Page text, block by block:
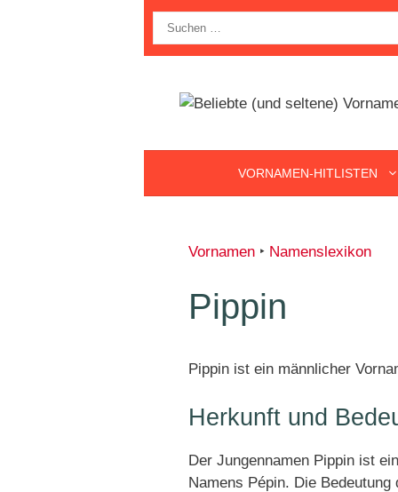
nach:
VORNAMEN-HITLISTEN
Vornamen ‣ Namenslexikon
Pippin
Pippin ist ein männlicher
Herkunft und
Der Jungennamen Pippin ist
Namens Pépin. Die